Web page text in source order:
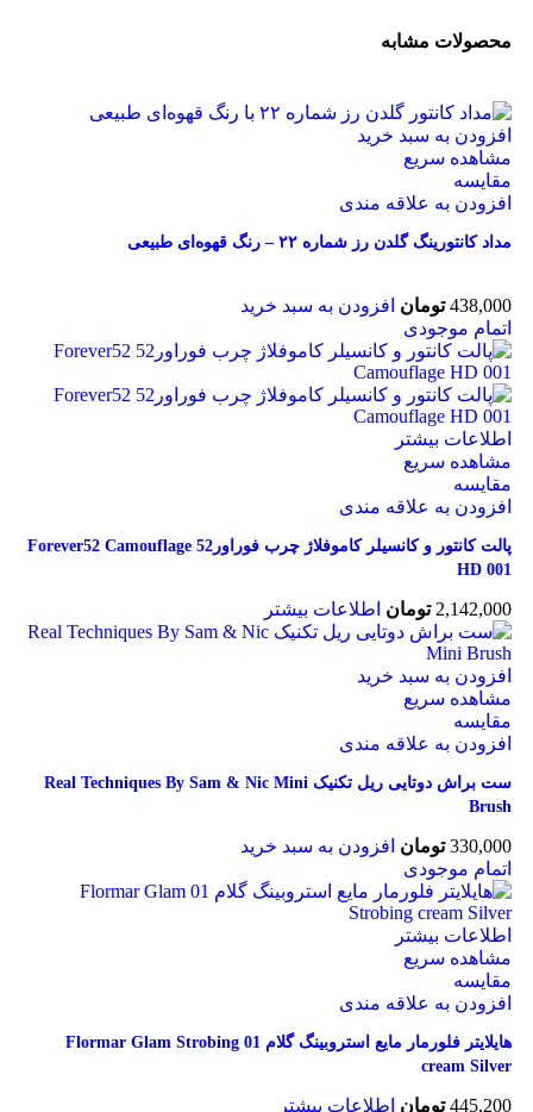
محصولات مشابه
افزودن به سبد خرید
مشاهده سریع
مقایسه
افزودن به علاقه مندی
مداد کانتورینگ گلدن رز شماره ۲۲ – رنگ قهوه‌ای طبیعی
438,000 تومان افزودن به سبد خرید
اتمام موجودی
اطلاعات بیشتر
مشاهده سریع
مقایسه
افزودن به علاقه مندی
پالت کانتور و کانسیلر کاموفلاژ چرب فوراور52 Forever52 Camouflage
HD 001
2,142,000 تومان اطلاعات بیشتر
افزودن به سبد خرید
مشاهده سریع
مقایسه
افزودن به علاقه مندی
ست براش دوتایی ریل تکنیک Real Techniques By Sam & Nic Mini
Brush
330,000 تومان افزودن به سبد خرید
اتمام موجودی
اطلاعات بیشتر
مشاهده سریع
مقایسه
افزودن به علاقه مندی
هایلایتر فلورمار مایع استروبینگ گلام 01 Flormar Glam Strobing
cream Silver
445,200 تومان اطلاعات بیشتر